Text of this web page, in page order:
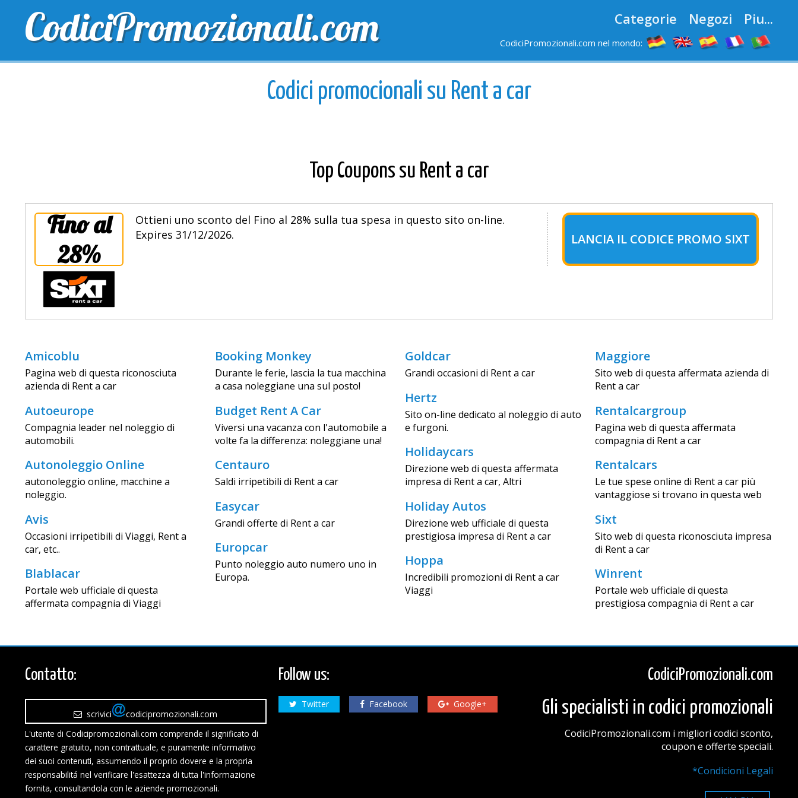
CodiciPromozionali.com Categorie Negozi Piu...
CodiciPromozionali.com nel mondo:
SPEDIZIONE GRATUITE NUOVI NEGOZI
Codici promocionali su Rent a car
Top Coupons su Rent a car
Fino al
28%
Ottieni uno sconto del Fino al 28% sulla tua spesa in questo sito on-line.
Expires 31/12/2026.
LANCIA IL CODICE PROMO SIXT
Amicoblu
Pagina web di questa riconosciuta
azienda di Rent a car
Autoeurope
Compagnia leader nel noleggio di
automobili.
Autonoleggio Online
autonoleggio online, macchine a
noleggio.
Avis
Occasioni irripetibili di Viaggi, Rent a
car, etc..
Blablacar
Portale web ufficiale di questa
affermata compagnia di Viaggi
Booking Monkey
Durante le ferie, lascia la tua macchina
a casa noleggiane una sul posto!
Budget Rent A Car
Viversi una vacanza con l'automobile a
volte fa la differenza: noleggiane una!
Centauro
Saldi irripetibili di Rent a car
Easycar
Grandi offerte di Rent a car
Europcar
Punto noleggio auto numero uno in
Europa.
Goldcar
Grandi occasioni di Rent a car
Hertz
Sito on-line dedicato al noleggio di auto
e furgoni.
Holidaycars
Direzione web di questa affermata
impresa di Rent a car, Altri
Holiday Autos
Direzione web ufficiale di questa
prestigiosa impresa di Rent a car
Hoppa
Incredibili promozioni di Rent a car
Viaggi
Maggiore
Sito web di questa affermata azienda di
Rent a car
Rentalcargroup
Pagina web di questa affermata
compagnia di Rent a car
Rentalcars
Le tue spese online di Rent a car più
vantaggiose si trovano in questa web
Sixt
Sito web di questa riconosciuta impresa
di Rent a car
Winrent
Portale web ufficiale di questa
prestigiosa compagnia di Rent a car
Contatto:
scrivici
codicipromozionali.com
L'utente di Codicipromozionali.com comprende il significato di
carattere gratuito, non contrattuale, e puramente informativo
dei suoi contenuti, assumendo il proprio dovere e la propria
responsabilitá nel verificare l'esattezza di tutta l'informazione
fornita, consultandola con le aziende promozionali.
Follow us:
Twitter Facebook Google+
CodiciPromozionali.com
Gli specialisti in codici promozionali
CodiciPromozionali.com i migliori codici sconto,
coupon e offerte speciali.
*Condicioni Legali